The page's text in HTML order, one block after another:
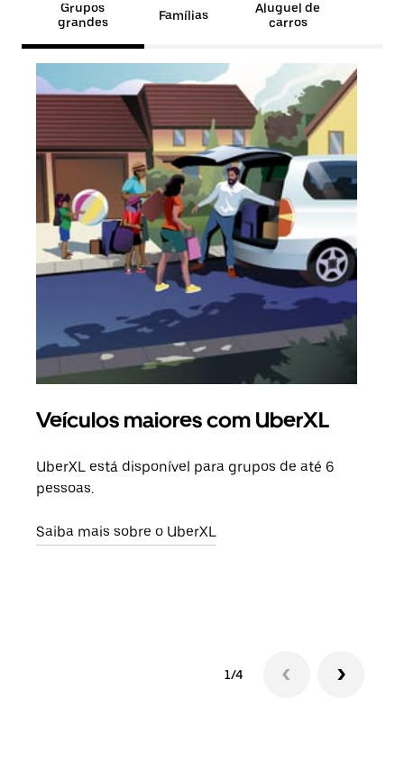
Grupos
grandes
Famílias
Aluguel de
carros
Veículos maiores com UberXL
UberXL está disponível para grupos de até 6
pessoas.
Saiba mais sobre o UberXL
1/4